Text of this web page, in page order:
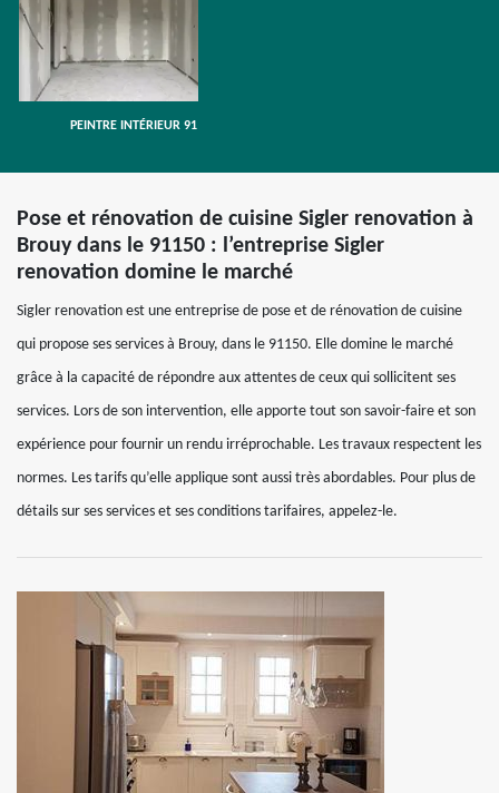
PEINTRE INTÉRIEUR 91
Pose et rénovation de cuisine Sigler renovation à
Brouy dans le 91150 : l’entreprise Sigler
renovation domine le marché
Sigler renovation est une entreprise de pose et de rénovation de cuisine
qui propose ses services à Brouy, dans le 91150. Elle domine le marché
grâce à la capacité de répondre aux attentes de ceux qui sollicitent ses
services. Lors de son intervention, elle apporte tout son savoir-faire et son
expérience pour fournir un rendu irréprochable. Les travaux respectent les
normes. Les tarifs qu’elle applique sont aussi très abordables. Pour plus de
détails sur ses services et ses conditions tarifaires, appelez-le.